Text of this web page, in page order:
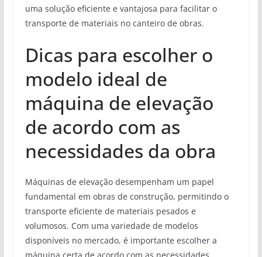
uma solução eficiente e vantajosa para facilitar o
transporte de materiais no canteiro de obras.
Dicas para escolher o
modelo ideal de
máquina de elevação
de acordo com as
necessidades da obra
Máquinas de elevação desempenham um papel
fundamental em obras de construção, permitindo o
transporte eficiente de materiais pesados e
volumosos. Com uma variedade de modelos
disponíveis no mercado, é importante escolher a